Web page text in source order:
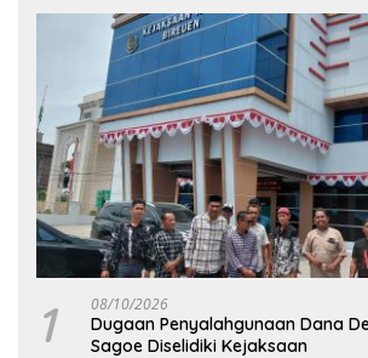
1 08/10/2026
Dugaan Penyalahgunaan Dana
Sagoe Diselidiki Kejaksaan